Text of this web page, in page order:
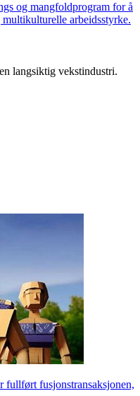
og mangfoldprogram for å
arbeidsstyrke.
langsiktig vekstindustri.
fullført fusjonstransaksjonen,